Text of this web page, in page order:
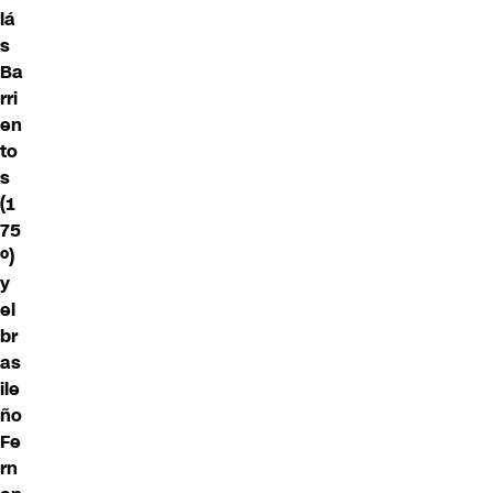
lá
s
Ba
rri
en
to
s
(1
75
º)
y
el
br
as
ile
ño
Fe
rn